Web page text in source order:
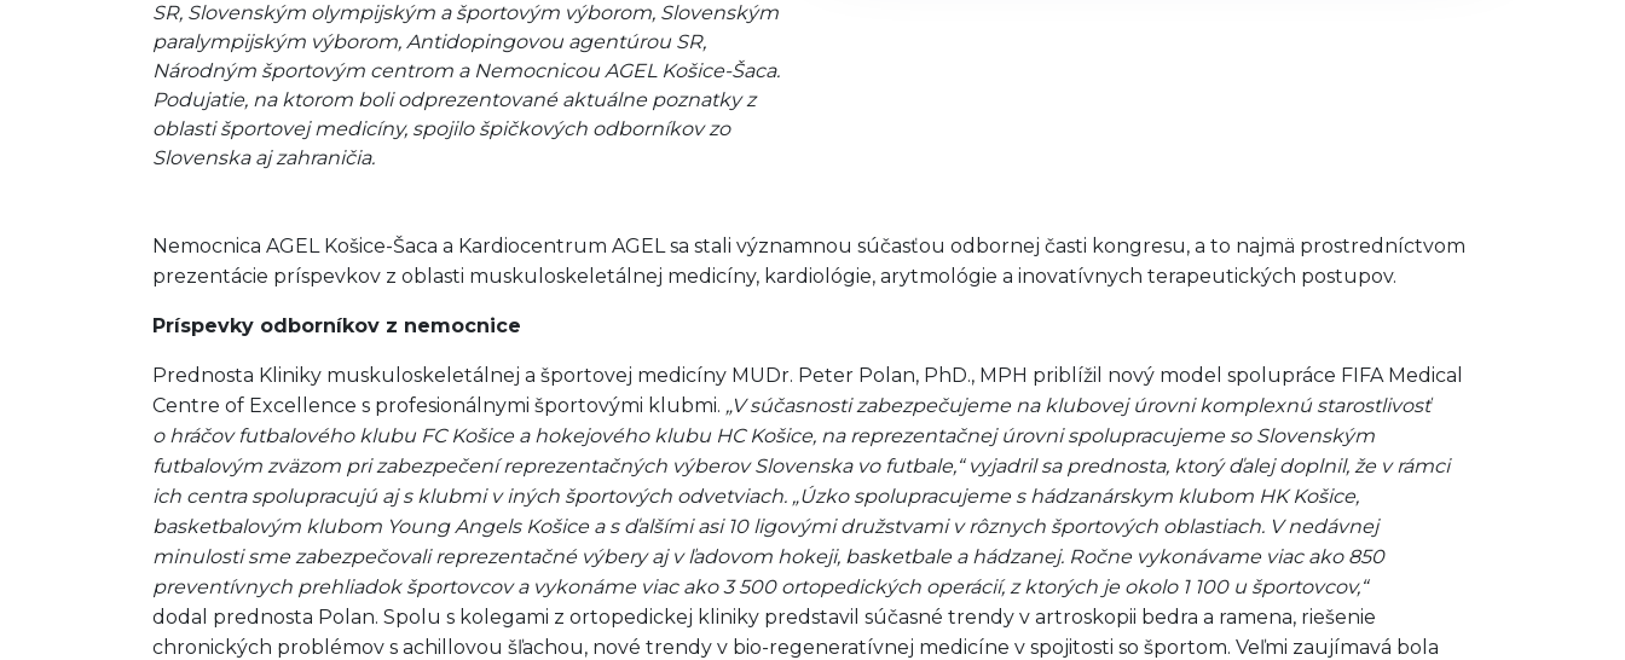
SR, Slovenským olympijským a športovým výborom, Slovenským
paralympijským výborom, Antidopingovou agentúrou SR,
Národným športovým centrom a Nemocnicou AGEL Košice-Šaca.
Podujatie, na ktorom boli odprezentované aktuálne poznatky z
oblasti športovej medicíny, spojilo špičkových odborníkov zo
Slovenska aj zahraničia.
Nemocnica AGEL Košice-Šaca a Kardiocentrum AGEL sa stali významnou súčasťou odbornej časti kongresu, a to najmä prostredníctvom
prezentácie príspevkov z oblasti muskuloskeletálnej medicíny, kardiológie, arytmológie a inovatívnych terapeutických postupov.
Príspevky odborníkov z nemocnice
Prednosta Kliniky muskuloskeletálnej a športovej medicíny MUDr. Peter Polan, PhD., MPH priblížil nový model spolupráce FIFA Medical
Centre of Excellence s profesionálnymi športovými klubmi. „V súčasnosti zabezpečujeme na klubovej úrovni komplexnú starostlivosť
o hráčov futbalového klubu FC Košice a hokejového klubu HC Košice, na reprezentačnej úrovni spolupracujeme so Slovenským
futbalovým zväzom pri zabezpečení reprezentačných výberov Slovenska vo futbale,“ vyjadril sa prednosta, ktorý ďalej doplnil, že v rámci
ich centra spolupracujú aj s klubmi v iných športových odvetviach. „Úzko spolupracujeme s hádzanárskym klubom HK Košice,
basketbalovým klubom Young Angels Košice a s ďalšími asi 10 ligovými družstvami v rôznych športových oblastiach. V nedávnej
minulosti sme zabezpečovali reprezentačné výbery aj v ľadovom hokeji, basketbale a hádzanej. Ročne vykonávame viac ako 850
preventívnych prehliadok športovcov a vykonáme viac ako 3 500 ortopedických operácií, z ktorých je okolo 1 100 u športovcov,“
dodal prednosta Polan. Spolu s kolegami z ortopedickej kliniky predstavil súčasné trendy v artroskopii bedra a ramena, riešenie
chronických problémov s achillovou šľachou, nové trendy v bio-regeneratívnej medicíne v spojitosti so športom. Veľmi zaujímavá bola